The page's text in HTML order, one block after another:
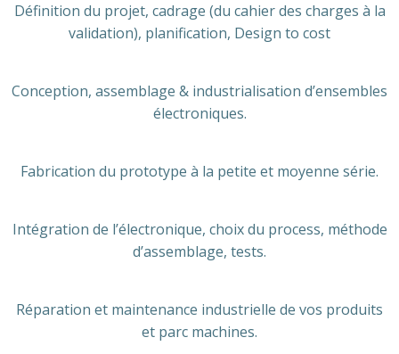
Définition du projet, cadrage (du cahier des charges à la
validation), planification, Design to cost
Conception, assemblage & industrialisation d’ensembles
électroniques.
Fabrication du prototype à la petite et moyenne série.
Intégration de l’électronique, choix du process, méthode
d’assemblage, tests.
Réparation et maintenance industrielle de vos produits
et parc machines.